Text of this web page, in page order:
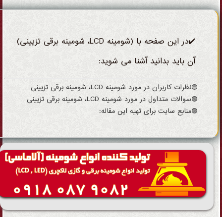
✔️در این صفحه با (شومینه LCD، شومینه برقی تزیینی)
آن باید بدانید آشنا می شوید:
🟡نظرات کاربران در مورد شومینه LCD، شومینه برقی تزیینی
🟢سوالات متداول در مورد شومینه LCD، شومینه برقی تزیینی
🟣منابع سایت برای تهیه این مقاله: